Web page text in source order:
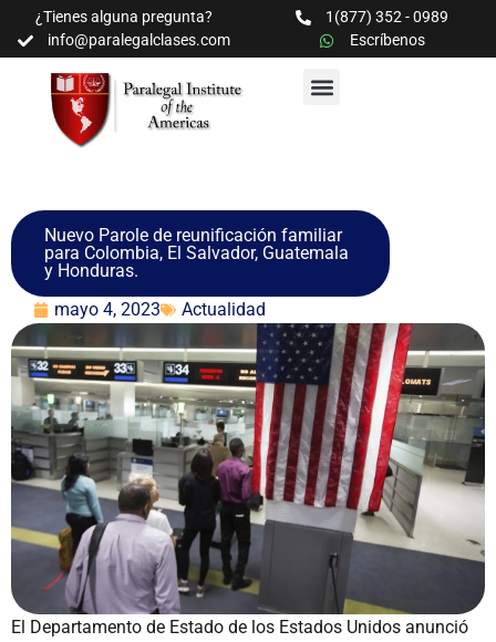
¿Tienes alguna pregunta?
1(877) 352 - 0989
info@paralegalclases.com
Escríbenos
Nuevo Parole de reunificación familiar
para Colombia, El Salvador, Guatemala
y Honduras.
mayo 4, 2023
Actualidad
El Departamento de Estado de los Estados Unidos anunció